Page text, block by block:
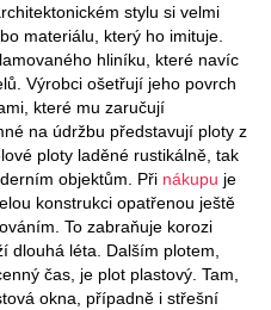
stylu si velmi
materiálu, který ho imituje.
hliníku, které navíc
Výrobci ošetřují jeho povrch
které mu zaručují
na údržbu představují ploty z
ploty laděné rustikálně, tak
objektům. Při nákupu je
konstrukci opatřenou ještě
To zabraňuje korozi
dlouhá léta. Dalším plotem,
čas, je plot plastový. Tam,
okna, případně i střešní